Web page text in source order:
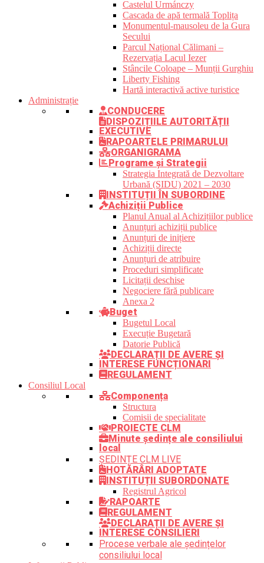
Castelul Urmánczy
Cascada de apă termală Toplița
Monumentul-mausoleu de la Gura
Secului
Parcul Național Călimani –
Rezervația Lacul Iezer
Stâncile Coloape – Munții Gurghiu
Liberty Fishing
Hartă interactivă active turistice
Administrație
CONDUCERE
DISPOZIȚIILE AUTORITĂȚII
EXECUTIVE
RAPOARTELE PRIMARULUI
ORGANIGRAMA
Programe și Strategii
Strategia Integrată de Dezvoltare
Urbană (SIDU) 2021 – 2030
INSTITUȚII ÎN SUBORDINE
Achiziții Publice
Planul Anual al Achizițiilor publice
Anunțuri achiziții publice
Anunțuri de inițiere
Achiziții directe
Anunțuri de atribuire
Proceduri simplificate
Licitații deschise
Negociere fără publicare
Anexa 2
Buget
Bugetul Local
Execuție Bugetară
Datorie Publică
DECLARAȚII DE AVERE ȘI
INTERESE FUNCȚIONARI
REGULAMENT
Consiliul Local
Componența
Structura
Comisii de specialitate
PROIECTE CLM
Minute ședințe ale consiliului
local
ȘEDINȚE CLM LIVE
HOTĂRÂRI ADOPTATE
INSTITUȚII SUBORDONATE
Registrul Agricol
RAPOARTE
REGULAMENT
DECLARAȚII DE AVERE ȘI
INTERESE CONSILIERI
Procese verbale ale ședințelor
consiliului local